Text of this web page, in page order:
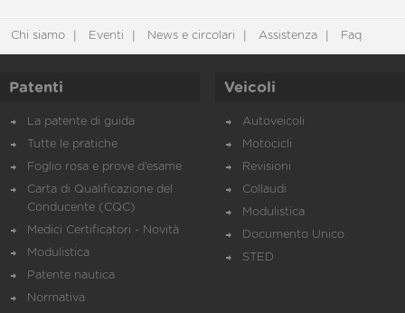
Chi siamo Eventi News e circolari Assistenza Faq
Patenti
La patente di guida
Tutte le pratiche
Foglio rosa e prove d’esame
Carta di Qualificazione del
Conducente (CQC)
Medici Certificatori - Novità
Modulistica
Patente nautica
Normativa
Veicoli
Autoveicoli
Motocicli
Revisioni
Collaudi
Modulistica
Documento Unico
STED